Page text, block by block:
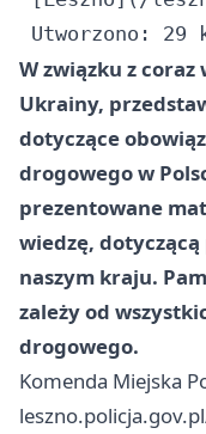
W związku z
Ukrainy,
dotyczące
drogowego w
prezentowane
wiedzę,
naszym kraju.
zależy od
drogowego.
Komenda Miejska